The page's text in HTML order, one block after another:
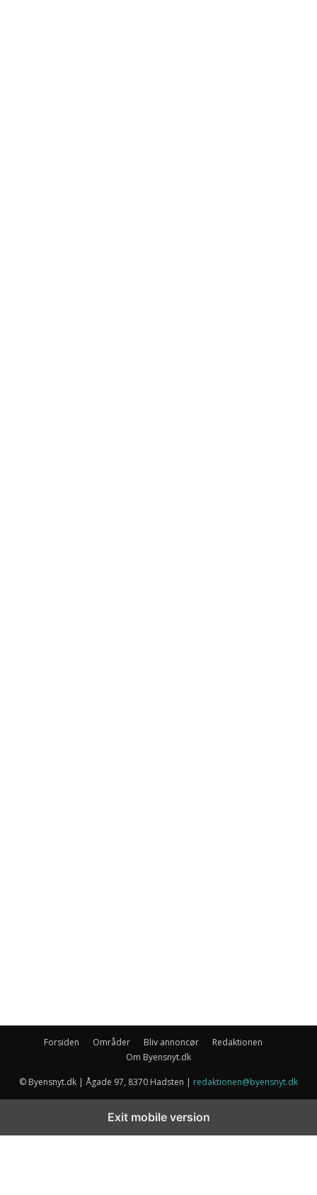
Forsiden Områder Bliv annoncør
Redaktionen
Om Byensnyt.dk
© Byensnyt.dk | Ågade 97, 8370 Hadsten | redaktionen@byensnyt.dk
Exit mobile version